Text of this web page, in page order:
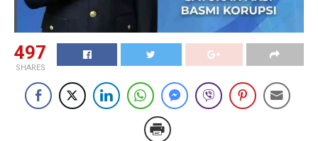
497
SHARES